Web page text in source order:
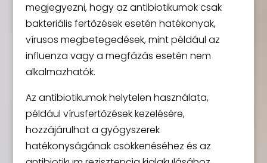
megjegyezni, hogy az antibiotikumok csak
bakteriális fertőzések esetén hatékonyak,
vírusos megbetegedések, mint például az
influenza vagy a megfázás esetén nem
alkalmazhatók.
Az antibiotikumok helytelen használata,
például vírusfertőzések kezelésére,
hozzájárulhat a gyógyszerek
hatékonyságának csökkenéséhez és az